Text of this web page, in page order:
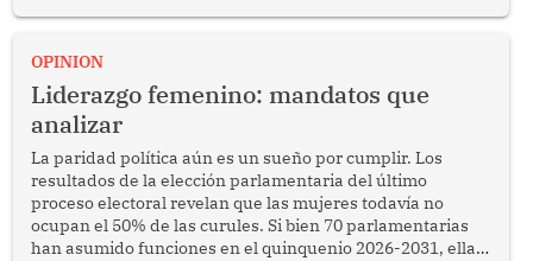
OPINION
Liderazgo femenino: mandatos que
analizar
La paridad política aún es un sueño por cumplir. Los
resultados de la elección parlamentaria del último
proceso electoral revelan que las mujeres todavía no
ocupan el 50% de las curules. Si bien 70 parlamentarias
han asumido funciones en el quinquenio 2026-2031, ellas